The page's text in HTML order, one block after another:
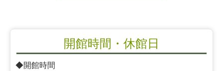
開館時間・休館日
◆開館時間